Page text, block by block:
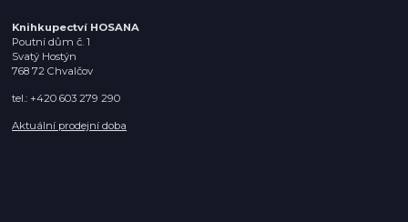
Knihkupectví HOSANA
Poutní dům č. 1
Svatý Hostýn
768 72 Chvalčov
tel.: +420 603 279 290
Aktuální prodejní doba